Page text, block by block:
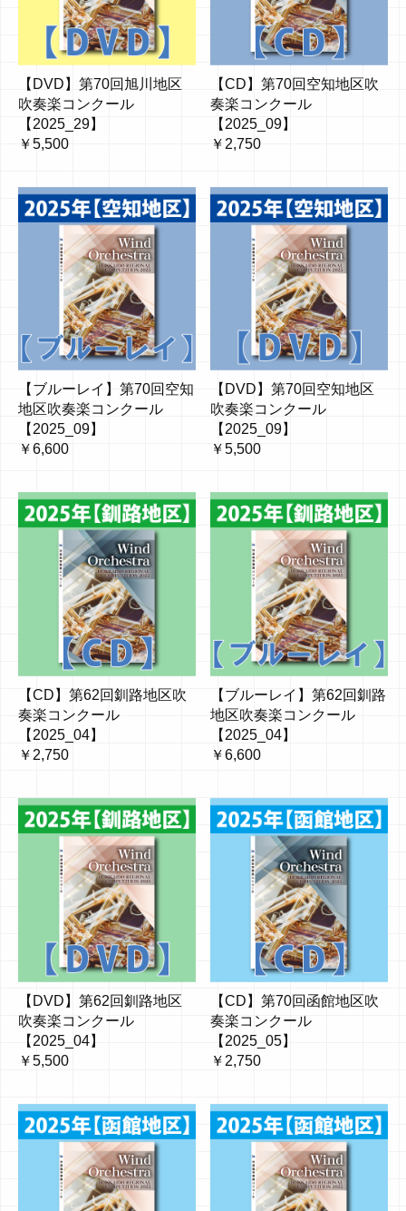
【DVD】第70回旭川地区
吹奏楽コンクール
【2025_29】
￥5,500
【CD】第70回空知地区吹
奏楽コンクール
【2025_09】
￥2,750
【ブルーレイ】第70回空知
地区吹奏楽コンクール
【2025_09】
￥6,600
【DVD】第70回空知地区
吹奏楽コンクール
【2025_09】
￥5,500
【CD】第62回釧路地区吹
奏楽コンクール
【2025_04】
￥2,750
【ブルーレイ】第62回釧路
地区吹奏楽コンクール
【2025_04】
￥6,600
【DVD】第62回釧路地区
吹奏楽コンクール
【2025_04】
￥5,500
【CD】第70回函館地区吹
奏楽コンクール
【2025_05】
￥2,750